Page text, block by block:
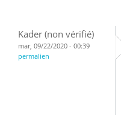
Kader (non vérifié)
mar, 09/22/2020 - 00:39
permalien